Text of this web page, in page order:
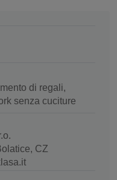
di regali,
senza cuciture
CZ